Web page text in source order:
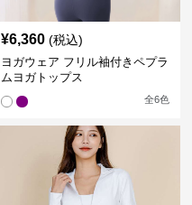
¥6,360 (税込)
ヨガウェア フリル袖付きペプラ
ムヨガトップス
全6色